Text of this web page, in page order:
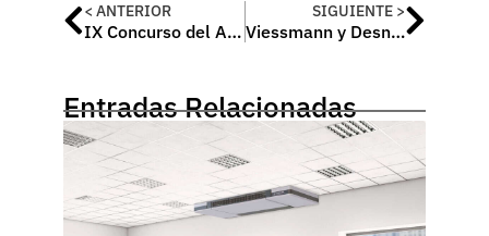
< ANTERIOR
IX Concurso del Aula Cerámica Hispalyt
SIGUIENTE >
Viessmann y Desner Sistemas firman un nuevo contrato
Entradas Relacionadas